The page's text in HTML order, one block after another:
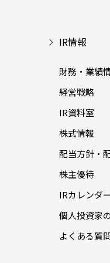
IR情報
財務・業績
経営戦略
IR資料室
株式情報
配当方針・
株主優待
IRカレンダー
個人投資家
よくある質